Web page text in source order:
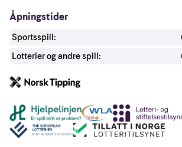
Åpningstider
Sportsspill:
Lotterier og andre spill:
Andre lenker